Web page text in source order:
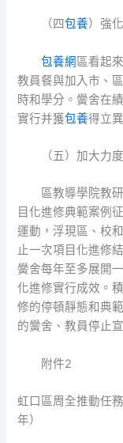
（四包養）強
包養網區看起
教員餐與加入市、
時和學分。黌舍在
實行并獲包養得立
（五）加大力度
區教導學院教研
目化進修典範案例
運動，浮現區、校
止一次項目化進修
黌舍每年至多展開
化進修實行成效。
修的停頓靜態和典
的黌舍、教員停止
附件2
虹口區周全推動任
年）